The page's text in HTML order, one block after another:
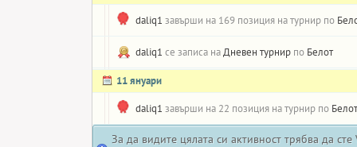
daliq1 завърши на 169 позиция на турнир по
daliq1 се записа наДневен турнир по Белот
11 януари
daliq1 завърши на 22 позиция на турнир по Белот
За да видите цялата си активност трябва да сте